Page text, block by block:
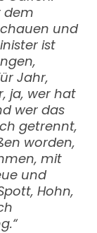
dem
und
ist
Jahr,
ja, wer hat
wer das
getrennt,
worden,
mit
und
Hohn,